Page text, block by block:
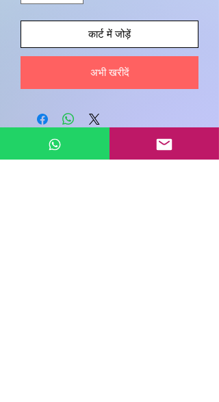
कार्ट में जोड़ें
अभी खरीदें